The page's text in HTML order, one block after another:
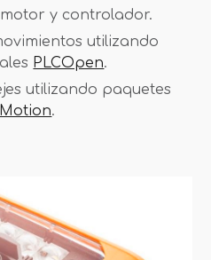
y controlador.
utilizando
PLCOpen.
utilizando paquetes
.